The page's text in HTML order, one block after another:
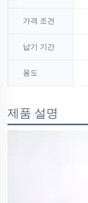
가격 조건
납기 기간
용도
제품 설명